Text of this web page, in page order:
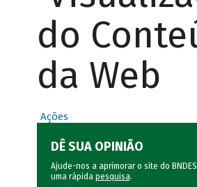
do
da Web
Ações
DÊ SUA OPINIÃO
Ajude-nos a aprimorar o site do
uma rápida pesquisa.